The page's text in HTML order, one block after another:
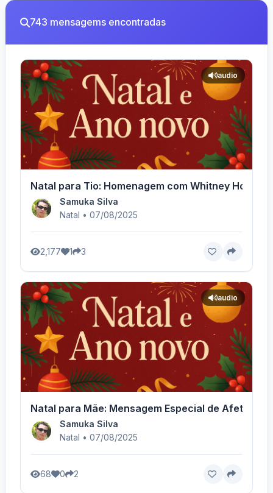
743 mensagems encontradas
audio
Natal para Tio: Homenagem com Whitney
Samuka Silva
Natal • 07/08/2025
2,177 1 3
audio
Natal para Mãe: Mensagem Especial de Afeto
Samuka Silva
Natal • 07/08/2025
68 0 2